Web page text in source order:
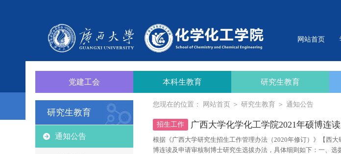
网站首页
党建工会 本科生教育 研究生教育
研究生教育
通知公告
您现在的位置： 网站首页 ＞ 研究生教育 ＞ 通知公告
招生工作 广西大学化学化工学院2021年硕博连
根据《广西大学研究生招生工作管理办法（2020年修订）》【西
博连读及申请审核制博士研究生选拔办法，具体细则如下：一、选